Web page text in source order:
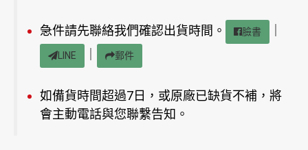
急件請先聯絡我們確認出貨時間。 臉書
LINE 郵件
如備貨時間超過7日，或原廠已缺貨不補，將
會主動電話與您聯繫告知。